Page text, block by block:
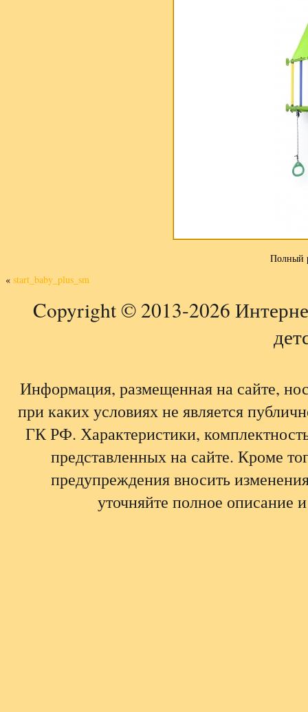
Полный
« start_baby_plus_sm
Copyright © 2013-2026
Информация, размещенная на сайте,
при каких условиях не является
ГК РФ. Характеристики,
представленных на сайте. Кроме
предупреждения вносить
уточняйте полное описание